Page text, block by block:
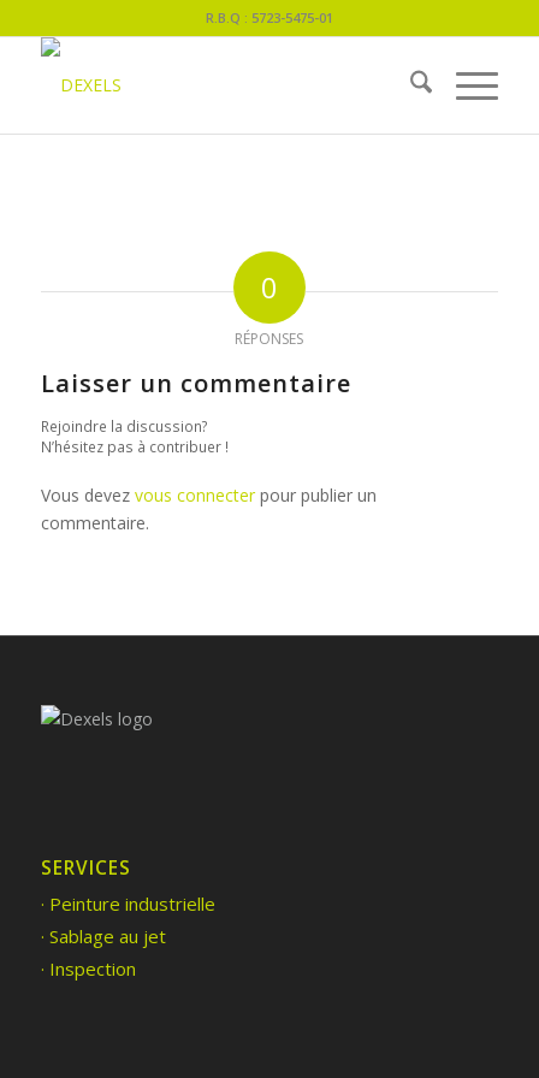
R.B.Q : 5723-5475-01
0
RÉPONSES
Laisser un commentaire
Rejoindre la discussion?
N’hésitez pas à contribuer !
Vous devez vous connecterpour publier un
commentaire.
SERVICES
· Peinture industrielle
· Sablage au jet
· Inspection